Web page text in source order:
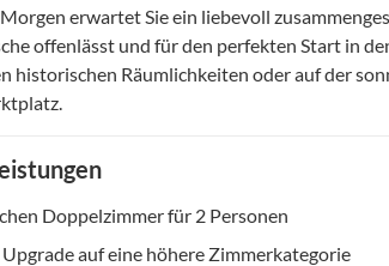
erwartet Sie ein liebevoll
offenlässt und für den perfekten Start in
historischen Räumlichkeiten oder auf der
Doppelzimmer für 2 Personen
auf eine höhere Zimmerkategorie